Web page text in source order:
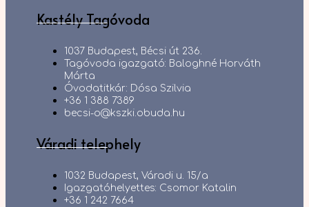
Kastély Tagóvoda
1037 Budapest, Bécsi út 236.
Tagóvoda igazgató: Baloghné Horváth
Márta
Óvodatitkár: Dósa Szilvia
+36 1 388 7389
becsi-o@kszki.obuda.hu
Váradi telephely
1032 Budapest, Váradi u. 15/a
Igazgatóhelyettes: Csomor Katalin
+36 1 242 7664